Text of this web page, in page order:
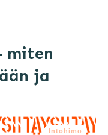
miten
ja
Intohimo